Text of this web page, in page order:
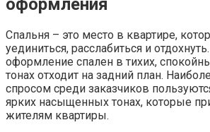
оформления
Спальня – это место в квартире,
уединиться, расслабиться и
оформление спален в тихих,
тонах отходит на задний план.
спросом среди заказчиков
ярких насыщенных тонах, которые
жителям квартиры.